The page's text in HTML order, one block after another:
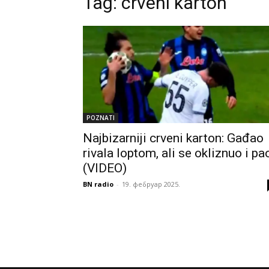
POZNATI
Najbizarniji crveni karton: Gađao
rivala loptom, ali se okliznuo i
(VIDEO)
BN radio - 19. фебруар 2025.